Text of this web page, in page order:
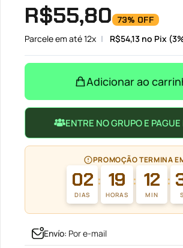
R$55,80 73% OFF
Parcele em até 12x R$54,13 no Pix
Adicionar ao
ENTRE NO GRUPO E
PROMOÇÃO TERMINA
02
DIAS
: 19
HORAS
: 12
MIN
:
Envío: Por e-mail